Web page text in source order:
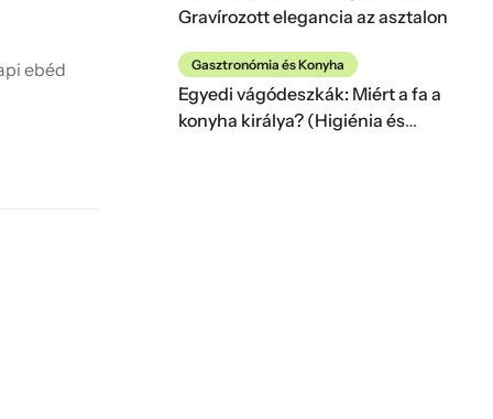
ebéd
Gravírozott elegancia az asztalon
Gasztronómia és Konyha
Egyedi vágódeszkák: Miért a fa a
konyha királya? (Higiénia és